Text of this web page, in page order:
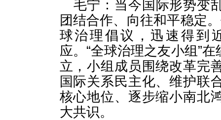
毛宁：当今国际形势变
团结合作、向往和平稳定
球治理倡议，迅速得到
应。“全球治理之友小组”
立，小组成员围绕改革完
国际关系民主化、维护联
核心地位、逐步缩小南北
大共识。